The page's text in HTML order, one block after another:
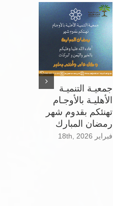
جمعيـة التنميـة
الأهليـة بالأوجـام
تهنئكم بقدوم شهر
رمضان المبارك
فبراير 18th, 2026